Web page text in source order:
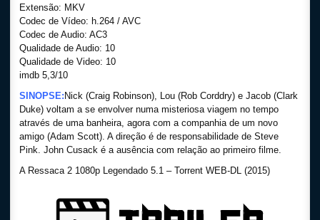
Extensão: MKV
Codec de Vídeo: h.264 / AVC
Codec de Audio: AC3
Qualidade de Audio: 10
Qualidade de Video: 10
imdb 5,3/10
SINOPSE: Nick (Craig Robinson), Lou (Rob Corddry) e Jacob (Clark
Duke) voltam a se envolver numa misteriosa viagem no tempo
através de uma banheira, agora com a companhia de um novo
amigo (Adam Scott). A direção é de responsabilidade de Steve
Pink. John Cusack é a ausência com relação ao primeiro filme.
A Ressaca 2 1080p Legendado 5.1 – Torrent WEB-DL (2015)